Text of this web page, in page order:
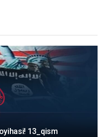
13_qism